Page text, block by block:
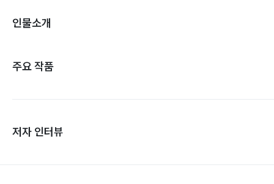
인물소개
주요 작품
저자 인터뷰